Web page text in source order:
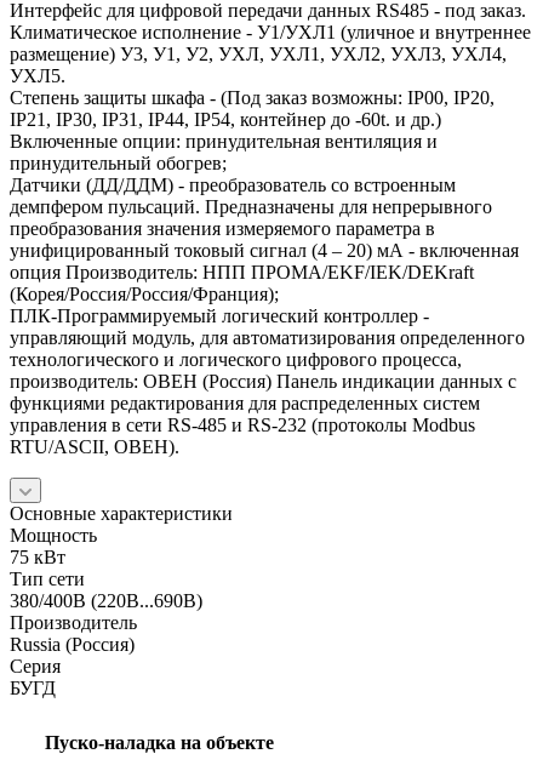
Интерфейс для цифровой передачи данных RS485 - под заказ.
Климатическое исполнение - У1/УХЛ1 (уличное и внутреннее
размещение) У3, У1, У2, УХЛ, УХЛ1, УХЛ2, УХЛ3, УХЛ4,
УХЛ5.
Степень защиты шкафа - (Под заказ возможны: IP00, IP20,
IP21, IP30, IP31, IP44, IP54, контейнер до -60t. и др.)
Включенные опции: принудительная вентиляция и
принудительный обогрев;
Датчики (ДД/ДДМ) - преобразователь со встроенным
демпфером пульсаций. Предназначены для непрерывного
преобразования значения измеряемого параметра в
унифицированный токовый сигнал (4 – 20) мА - включенная
опция Производитель: НПП ПРОМА/EKF/IEK/DEKraft
(Корея/Россия/Россия/Франция);
ПЛК-Программируемый логический контроллер -
управляющий модуль, для автоматизирования определенного
технологического и логического цифрового процесса,
производитель: ОВЕН (Россия) Панель индикации данных с
функциями редактирования для распределенных систем
управления в сети RS-485 и RS-232 (протоколы Modbus
RTU/ASCII, ОВЕН).
Основные характеристики
Мощность
75 кВт
Тип сети
380/400В (220В...690В)
Производитель
Russia (Россия)
Серия
БУГД
Пуско-наладка на объекте